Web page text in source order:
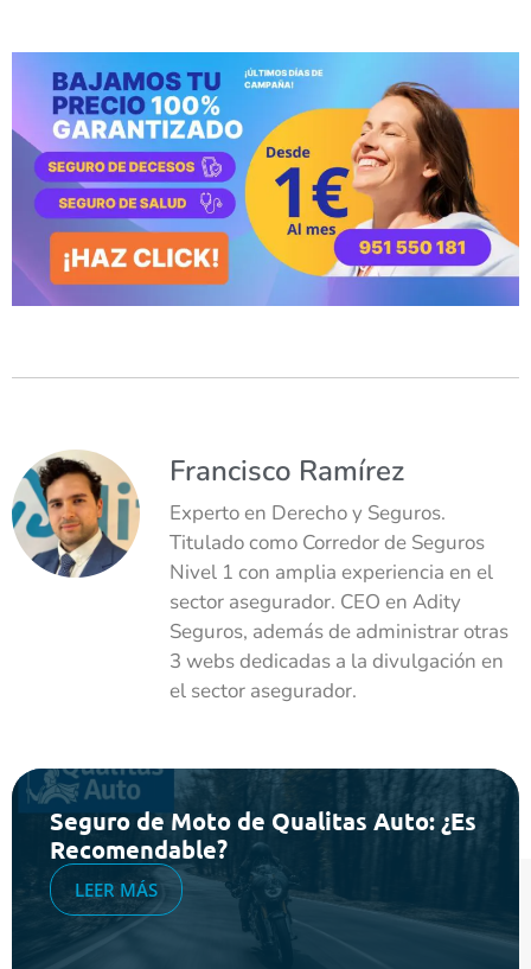
Francisco Ramírez
Experto en Derecho y Seguros.
Titulado como Corredor de Seguros
Nivel 1 con amplia experiencia en el
sector asegurador. CEO en Adity
Seguros, además de administrar otras
3 webs dedicadas a la divulgación en
el sector asegurador.
Seguro de Moto de Qualitas Auto: ¿Es
Recomendable?
LEER MÁS